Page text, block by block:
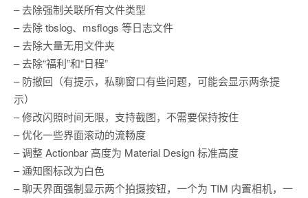
– 去除强制关联所有文件类型
– 去除 tbslog、msflogs 等日志文件
– 去除大量无用文件夹
– 去除“福利”和“日程”
– 防撤回（有提示，私聊窗口有些问题，可能会显示两条提
示）
– 修改闪照时间无限，支持截图，不需要保持按住
– 优化一些界面滚动的流畅度
– 调整 Actionbar 高度为 Material Design 标准高度
– 通知图标改为白色
– 聊天界面强制显示两个拍摄按钮，一个为 TIM 内置相机，一